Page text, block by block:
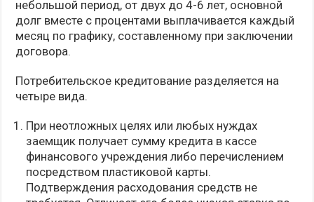
небольшой период, от двух до 4-6 лет, основной
долг вместе с процентами выплачивается каждый
месяц по графику, составленному при заключении
договора.
Потребительское кредитование разделяется на
четыре вида.
При неотложных целях или любых нуждах
заемщик получает сумму кредита в кассе
финансового учреждения либо перечислением
посредством пластиковой карты.
Подтверждения расходования средств не